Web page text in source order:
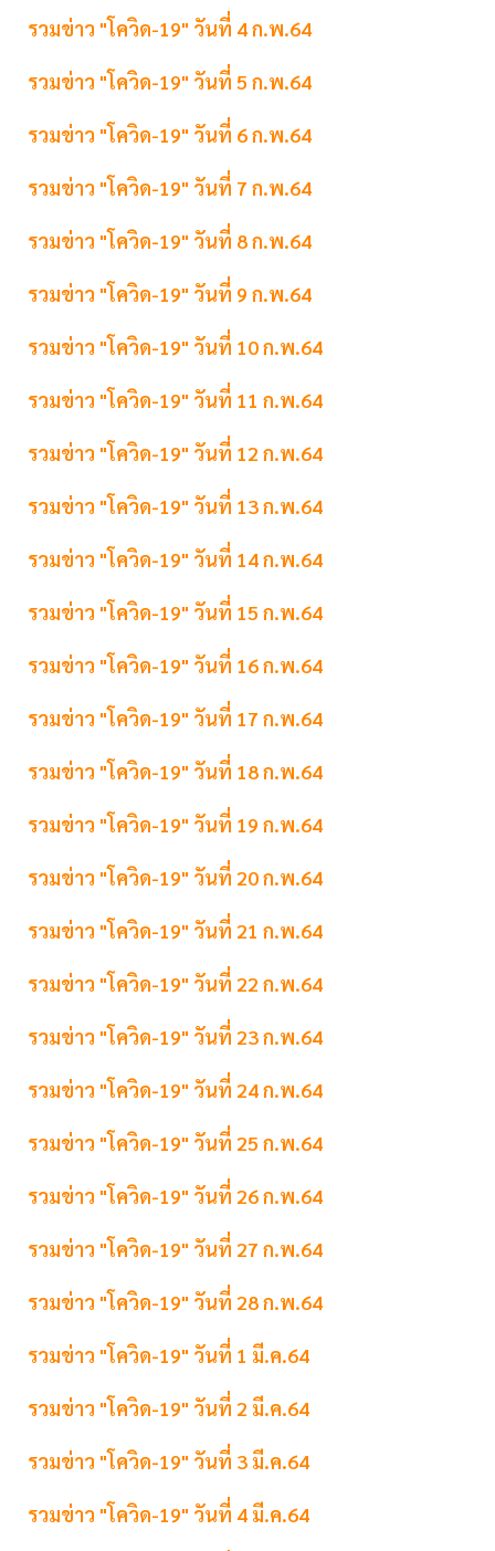
รวมข่าว "โควิด-19" วันที่ 4 ก.พ.64
รวมข่าว "โควิด-19" วันที่ 5 ก.พ.64
รวมข่าว "โควิด-19" วันที่ 6 ก.พ.64
รวมข่าว "โควิด-19" วันที่ 7 ก.พ.64
รวมข่าว "โควิด-19" วันที่ 8 ก.พ.64
รวมข่าว "โควิด-19" วันที่ 9 ก.พ.64
รวมข่าว "โควิด-19" วันที่ 10 ก.พ.64
รวมข่าว "โควิด-19" วันที่ 11 ก.พ.64
รวมข่าว "โควิด-19" วันที่ 12 ก.พ.64
รวมข่าว "โควิด-19" วันที่ 13 ก.พ.64
รวมข่าว "โควิด-19" วันที่ 14 ก.พ.64
รวมข่าว "โควิด-19" วันที่ 15 ก.พ.64
รวมข่าว "โควิด-19" วันที่ 16 ก.พ.64
รวมข่าว "โควิด-19" วันที่ 17 ก.พ.64
รวมข่าว "โควิด-19" วันที่ 18 ก.พ.64
รวมข่าว "โควิด-19" วันที่ 19 ก.พ.64
รวมข่าว "โควิด-19" วันที่ 20 ก.พ.64
รวมข่าว "โควิด-19" วันที่ 21 ก.พ.64
รวมข่าว "โควิด-19" วันที่ 22 ก.พ.64
รวมข่าว "โควิด-19" วันที่ 23 ก.พ.64
รวมข่าว "โควิด-19" วันที่ 24 ก.พ.64
รวมข่าว "โควิด-19" วันที่ 25 ก.พ.64
รวมข่าว "โควิด-19" วันที่ 26 ก.พ.64
รวมข่าว "โควิด-19" วันที่ 27 ก.พ.64
รวมข่าว "โควิด-19" วันที่ 28 ก.พ.64
รวมข่าว "โควิด-19" วันที่ 1 มี.ค.64
รวมข่าว "โควิด-19" วันที่ 2 มี.ค.64
รวมข่าว "โควิด-19" วันที่ 3 มี.ค.64
รวมข่าว "โควิด-19" วันที่ 4 มี.ค.64